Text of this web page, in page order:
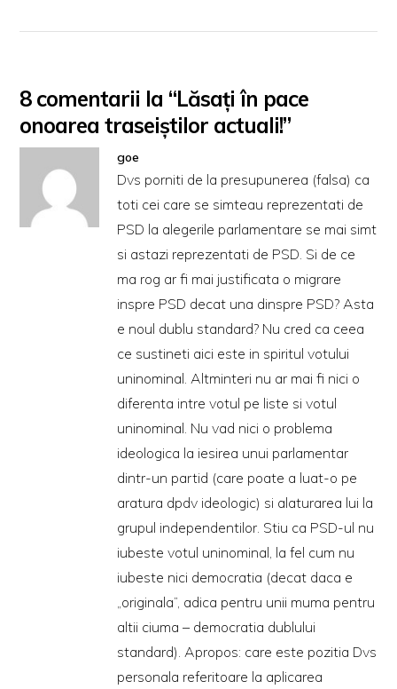
8 comentarii la “Lăsaţi în pace
onoarea traseiştilor actuali!”
goe
Dvs porniti de la presupunerea (falsa) ca
toti cei care se simteau reprezentati de
PSD la alegerile parlamentare se mai simt
si astazi reprezentati de PSD. Si de ce
ma rog ar fi mai justificata o migrare
inspre PSD decat una dinspre PSD? Asta
e noul dublu standard? Nu cred ca ceea
ce sustineti aici este in spiritul votului
uninominal. Altminteri nu ar mai fi nici o
diferenta intre votul pe liste si votul
uninominal. Nu vad nici o problema
ideologica la iesirea unui parlamentar
dintr-un partid (care poate a luat-o pe
aratura dpdv ideologic) si alaturarea lui la
grupul independentilor. Stiu ca PSD-ul nu
iubeste votul uninominal, la fel cum nu
iubeste nici democratia (decat daca e
„originala”, adica pentru unii muma pentru
altii ciuma – democratia dublului
standard). Apropos: care este pozitia Dvs
personala referitoare la aplicarea